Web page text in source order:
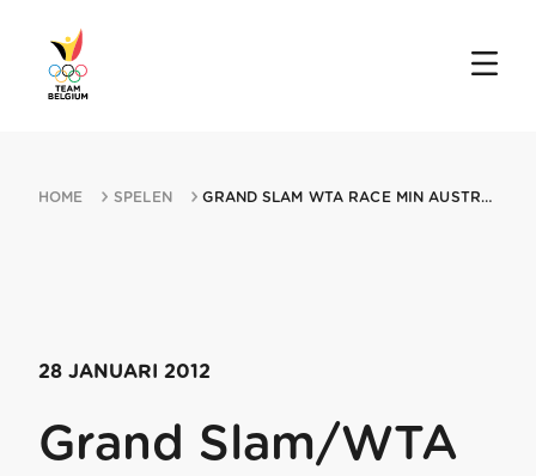
HOME SPELEN GRAND SLAM WTA RACE MIN AUSTRALIAN OPEN 28012012 MELBOURNE
28 JANUARI 2012
Grand Slam/WTA